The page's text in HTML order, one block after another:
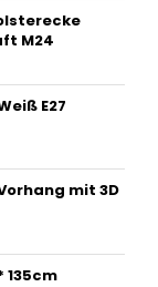
M24
E27
mit 3D
135cm